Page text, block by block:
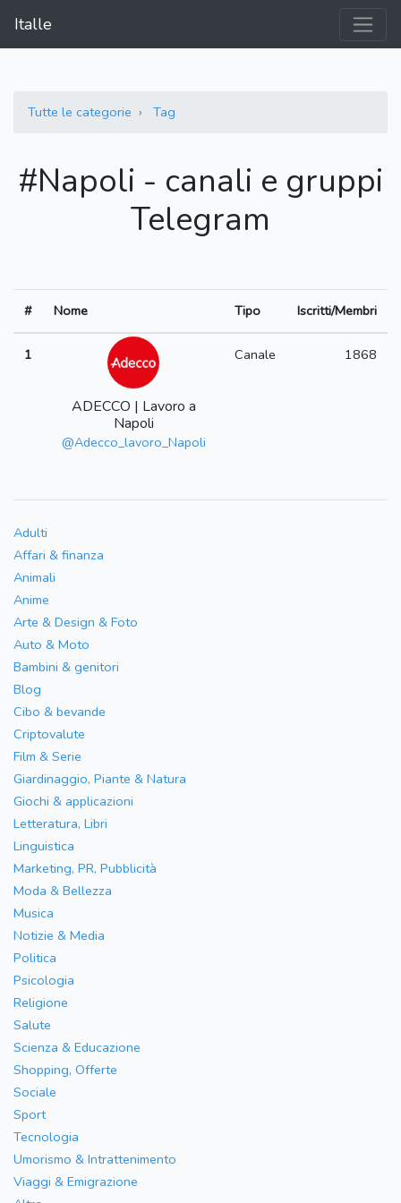
Italle
Tutte le categorie Tag
#Napoli - canali e gruppi
Telegram
# Nome Tipo Iscritti/Membri
1
ADECCO | Lavoro a
Napoli
@Adecco_lavoro_Napoli
Canale 1868
Adulti
Affari & finanza
Animali
Anime
Arte & Design & Foto
Auto & Moto
Bambini & genitori
Blog
Cibo & bevande
Criptovalute
Film & Serie
Giardinaggio, Piante & Natura
Giochi & applicazioni
Letteratura, Libri
Linguistica
Marketing, PR, Pubblicità
Moda & Bellezza
Musica
Notizie & Media
Politica
Psicologia
Religione
Salute
Scienza & Educazione
Shopping, Offerte
Sociale
Sport
Tecnologia
Umorismo & Intrattenimento
Viaggi & Emigrazione